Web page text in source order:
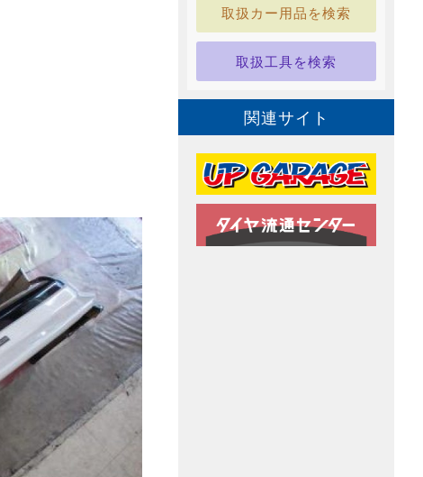
取扱カー用品を検索
取扱工具を検索
関連サイト